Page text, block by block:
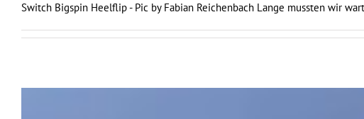
Switch Bigspin Heelflip - Pic by Fabian Reichenbach Lange mussten wir